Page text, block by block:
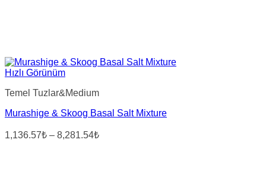
Hızlı Görünüm
Temel Tuzlar&Medium
Murashige & Skoog Basal Salt Mixture
1,136.57₺ – 8,281.54₺Fiyat